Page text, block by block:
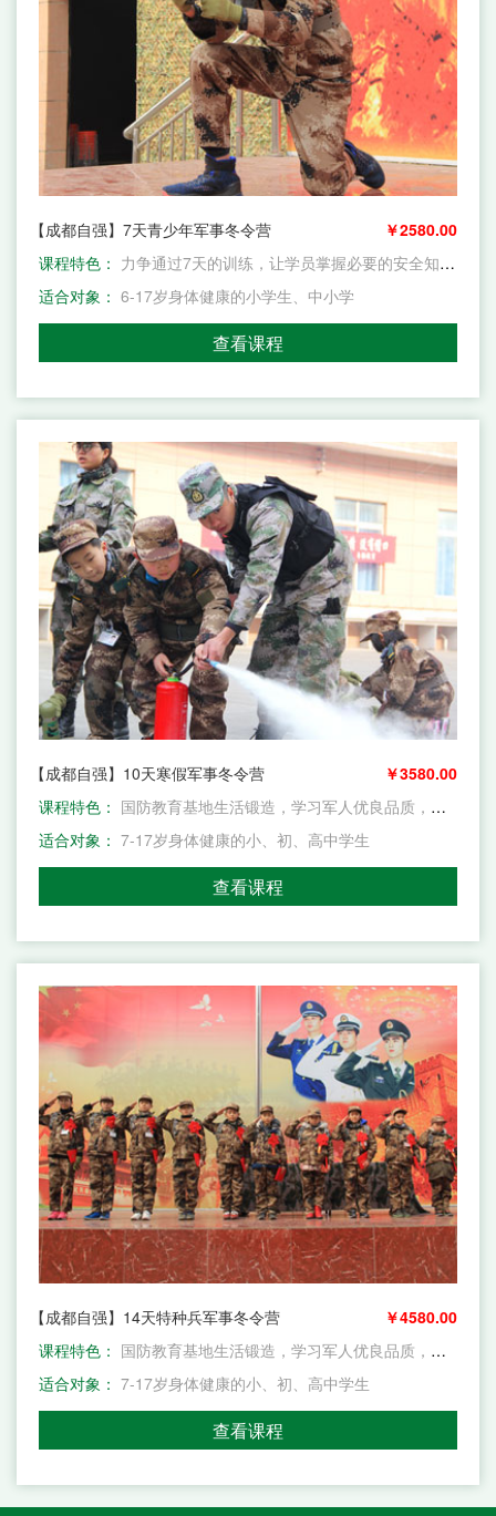
【成都自强】7天青少年军事冬令营
￥2580.00
课程特色： 力争通过7天的训练，让学员掌握必要的安全知识，提升安全防护能力，并使他们学会生存、劳动、求知、吃苦、团结和做人。为青少年成长撑起一片蓝天
适合对象： 6-17岁身体健康的小学生、中小学
查看课程
【成都自强】10天寒假军事冬令营
￥3580.00
课程特色： 国防教育基地生活锻造，学习军人优良品质，从站姿，坐姿，吃穿住行训等五大方面，规范言行，强化思想观念，多种针对性训练，增强孩子独立生活的能力和自信心，同时提升自身综合能力，让孩子学会坚持到底，永不放弃
适合对象： 7-17岁身体健康的小、初、高中学生
查看课程
【成都自强】14天特种兵军事冬令营
￥4580.00
课程特色： 国防教育基地生活锻造，学习军人优良品质，从站姿，坐姿，吃穿住行训等五大方面，规范言行，强化思想观念，多种针对性训练，增强孩子独立生活的能力和自信心，同时提升自身综合能力，让孩子学会坚持到底，永不放弃
适合对象： 7-17岁身体健康的小、初、高中学生
查看课程